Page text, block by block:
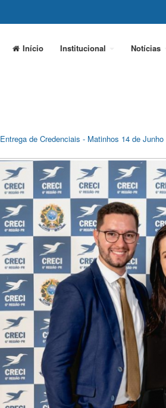
Início Institucional Notícias
Entrega de Credenciais - Matinhos 14 de Junho